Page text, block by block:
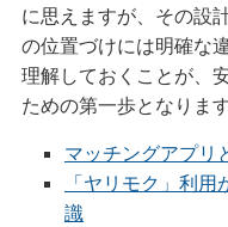
に思えますが、その設
の位置づけには明確な
理解しておくことが、
ための第一歩となります
マッチングアプリ
「ヤリモク」利
識